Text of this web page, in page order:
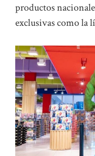
productos
exclusivas como la